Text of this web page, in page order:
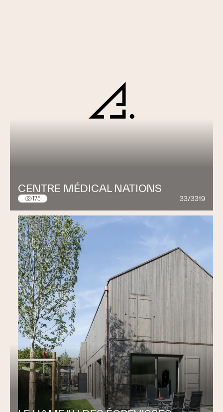
CENTRE MÉDICAL NATIONS
175 33/3319